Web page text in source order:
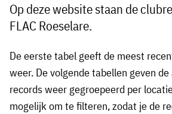
Op deze website staan de
FLAC Roeselare.
De eerste tabel geeft de meest
weer. De volgende tabellen geven
records weer gegroepeerd per
mogelijk om te filteren, zodat je de